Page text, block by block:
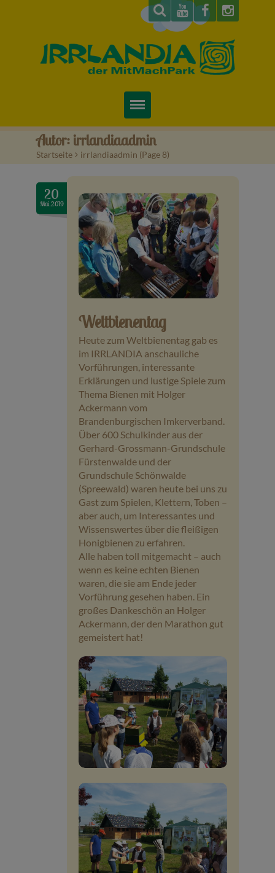
Startseite
Preise & Infos
Tickets
Attraktionen
Videos
Veranstaltungen
Baumpaten
Kontakt
Autor: irrlandiaadmin
Startseite > irrlandiaadmin (Page 8)
20
Mai.2019
Weltbienentag
Heute zum Weltbienentag gab es
im IRRLANDIA anschauliche
Vorführungen, interessante
Erklärungen und lustige Spiele zum
Thema Bienen mit Holger
Ackermann vom
Brandenburgischen Imkerverband.
Über 600 Schulkinder aus der
Gerhard-Grossmann-Grundschule
Fürstenwalde und der
Grundschule Schönwalde
(Spreewald) waren heute bei uns zu
Gast zum Spielen, Klettern, Toben –
aber auch, um Interessantes und
Wissenswertes über die fleißigen
Honigbienen zu erfahren.
Alle haben toll mitgemacht – auch
wenn es keine echten Bienen
waren, die sie am Ende jeder
Vorführung gesehen haben. Ein
großes Dankeschön an Holger
Ackermann, der den Marathon gut
gemeistert hat!